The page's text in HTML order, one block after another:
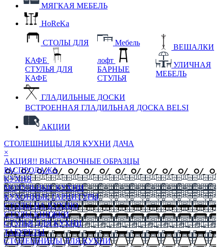
МЯГКАЯ МЕБЕЛЬ
HoReKa
СТОЛЫ ДЛЯ
КАФЕ
СТУЛЬЯ ДЛЯ
КАФЕ
Мебель
лофт
БАРНЫЕ
СТУЛЬЯ
ВЕШАЛКИ
УЛИЧНАЯ
МЕБЕЛЬ
ГЛАДИЛЬНЫЕ ДОСКИ
ВСТРОЕННАЯ ГЛАДИЛЬНАЯ ДОСКА BELSI
АКЦИИ
СТОЛЕШНИЦЫ ДЛЯ КУХНИ ДАЧА
×
АКЦИЯ!! ВЫСТАВОЧНЫЕ ОБРАЗЦЫ
РАСПРОДАЖА
КУХНЯ
МОДУЛЬНЫЕ КУХНИ
КУХОННЫЕ ГАРНИТУРЫ
СТОЛЫ НА КУХНЮ
СТОЛЫ КНИЖКИ
СТУЛЬЯ ДЛЯ КУХНИ
ТАБУРЕТЫ
СТОЛЕШНИЦЫ ДЛЯ КУХНИ